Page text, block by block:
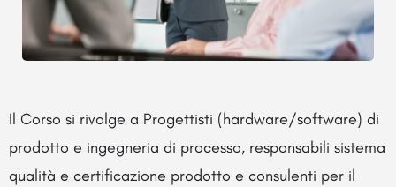
Il Corso si rivolge a Progettisti (hardware/software) di
prodotto e ingegneria di processo, responsabili sistema
qualità e certificazione prodotto e consulenti per il